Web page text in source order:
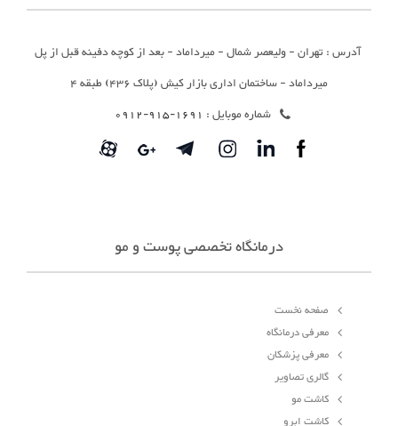
آدرس : تهران - ولیعصر شمال - میرداماد - بعد از کوچه دفینه قبل از پل
میرداماد - ساختمان اداری بازار کیش (پلاک 436) طبقه 4
شماره موبایل : 1691-915-0912
درمانگاه تخصصی پوست و مو
صفحه نخست
معرفی درمانگاه
معرفی پزشکان
گالری تصاویر
کاشت مو
کاشت ابرو